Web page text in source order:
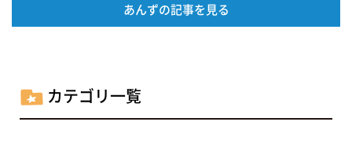
あんずの記事を見る
カテゴリ一覧